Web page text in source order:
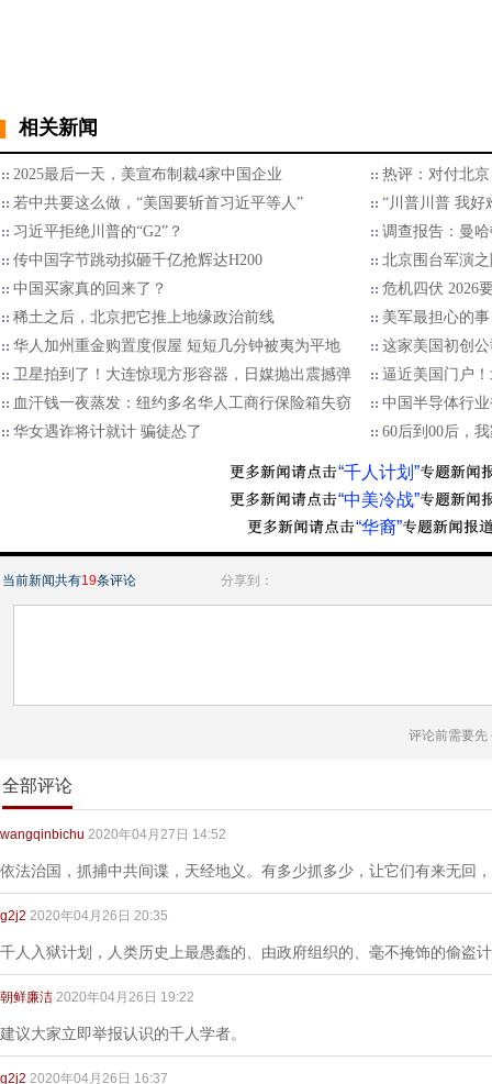
相关新闻
2025最后一天，美宣布制裁4家中国企业
热评：对付北
若中共要这么做，“美国要斩首习近平等人”
“川普川普 我好
习近平拒绝川普的“G2”？
调查报告：曼
传中国字节跳动拟砸千亿抢辉达H200
北京围台军演
中国买家真的回来了？
危机四伏 2026
稀土之后，北京把它推上地缘政治前线
美军最担心的
华人加州重金购置度假屋 短短几分钟被夷为平地
这家美国初创
卫星拍到了！大连惊现方形容器，日媒抛出震撼弹
逼近美国门户
血汗钱一夜蒸发：纽约多名华人工商行保险箱失窃
中国半导体行
华女遇诈将计就计 骗徒怂了
60后到00后，
“千人计划”
“中美冷战”
“华裔”
当前新闻共有19条评论 分享到：
评论前需要先
全部评论
wangqinbichu 2020年04月27日 14:52
依法治国，抓捕中共间谍，天经地义。有多少抓多少，让它们有来无回
g2j2 2020年04月26日 20:35
千人入狱计划，人类历史上最愚蠢的、由政府组织的、毫不掩饰的偷盗
朝鲜廉洁 2020年04月26日 19:22
建议大家立即举报认识的千人学者。
g2j2 2020年04月26日 16:37